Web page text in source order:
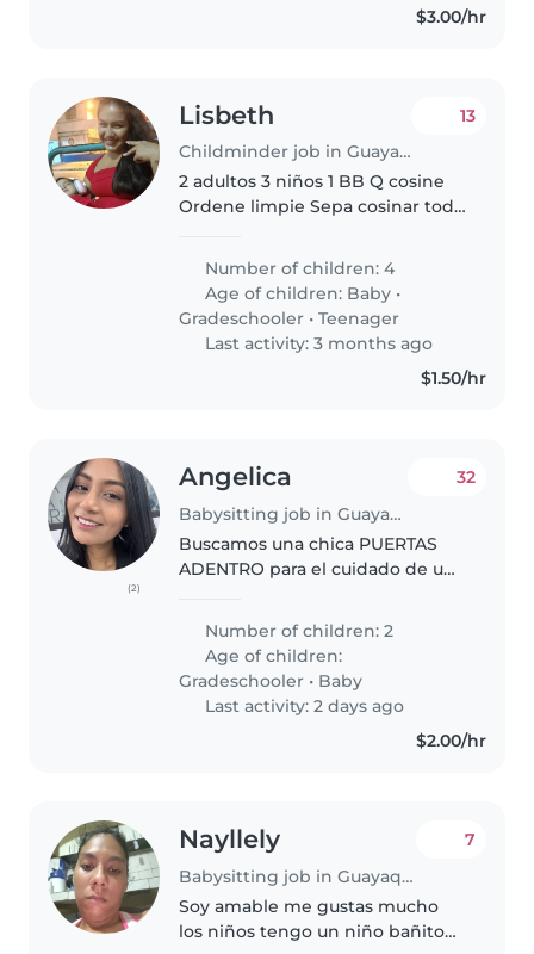
$3.00/hr
Lisbeth
Childminder job in Guayaquil
13
2 adultos 3 niños 1 BB Q cosine
Ordene limpie Sepa cosinar todo
para BB y q realice menú ,en CA
hay de todo para prepara
infinidades de alimentos .mi..
Number of children: 4
Age of children: Baby •
Gradeschooler •Teenager
Last activity: 3 months ago
$1.50/hr
(2)
Angelica
Babysitting job in Guayaquil
32
Buscamos una chica PUERTAS
ADENTRO para el cuidado de un
completamente independiente
de 11 años. Que nos ayude con el
almuerzo y el mantenimiento de
la casa...
Number of children: 2
Age of children:
Gradeschooler • Baby
Last activity: 2 days ago
$2.00/hr
Nayllely
Babysitting job in Guayaquil
7
Soy amable me gustas mucho
los niños tengo un niño bañito